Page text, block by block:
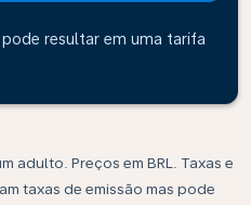
resultar em uma tarifa
adulto. Preços em BRL. Taxas e
taxas de emissão mas pode